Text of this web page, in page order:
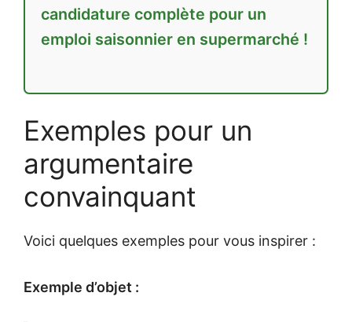
candidature complète pour un
emploi saisonnier en supermarché !
Exemples pour un
argumentaire
convainquant
Voici quelques exemples pour vous inspirer :
Exemple d’objet :